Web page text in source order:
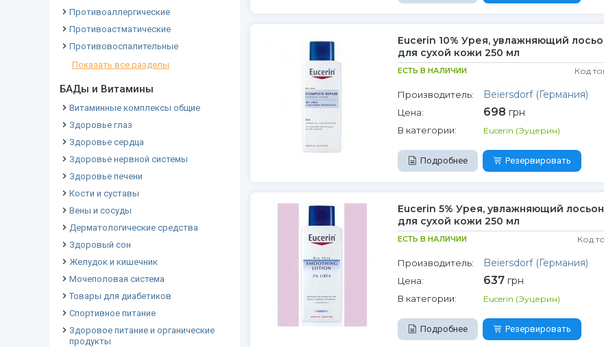
Противоаллергические
Противоастматические
Противовоспалительные
Показать все разделы
БАДы и Витамины
Витаминные комплексы общие
Здоровье глаз
Здоровье сердца
Здоровье нервной системы
Здоровье печени
Кости и суставы
Вены и сосуды
Дерматологические средства
Здоровый сон
Желудок и кишечник
Мочеполовая система
Товары для диабетиков
Спортивное питание
Здоровое питание и органические
продукты
Eucerin 10% Урея, увлажняющий
для сухой кожи 250 мл
ЕСТЬ В НАЛИЧИИ Код
Производитель: Beiersdorf (Германия)
Цена: 698 грн
В категории: Eucerin (Эуцерин)
Подробнее Резервировать
Eucerin 5% Урея, увлажняющий
для сухой кожи 250 мл
ЕСТЬ В НАЛИЧИИ Код
Производитель: Beiersdorf (Германия)
Цена: 637грн
В категории: Eucerin (Эуцерин)
Подробнее Резервировать